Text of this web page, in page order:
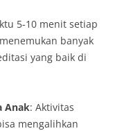
5-10 menit setiap
banyak
yang baik di
Anak: Aktivitas
mengalihkan